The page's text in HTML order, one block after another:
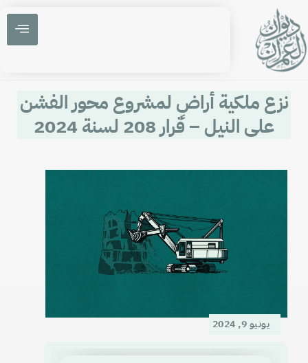
نزع ملكية أراضٍ لمشروع محور الفشن
على النيل – قرار 208 لسنة 2024
يونيو 9, 2024